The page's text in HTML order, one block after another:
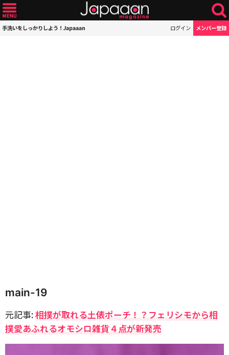
手洗いをしっかりしよう！Japaaan ログイン メンバー登録
main-19
元記事:相撲が取れる土俵ポーチ！？フェリシモから相
撲愛あふれるオモシロ雑貨４点が新発売